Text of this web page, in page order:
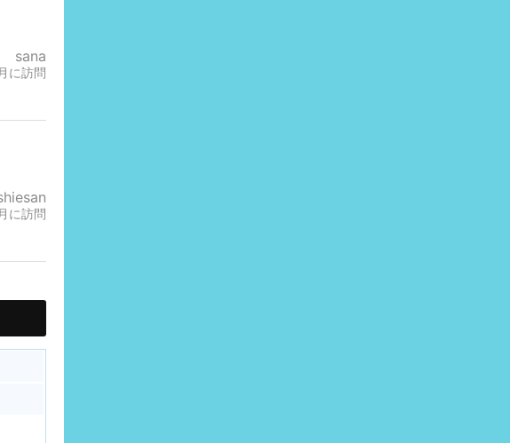
sana
に訪問
に訪問